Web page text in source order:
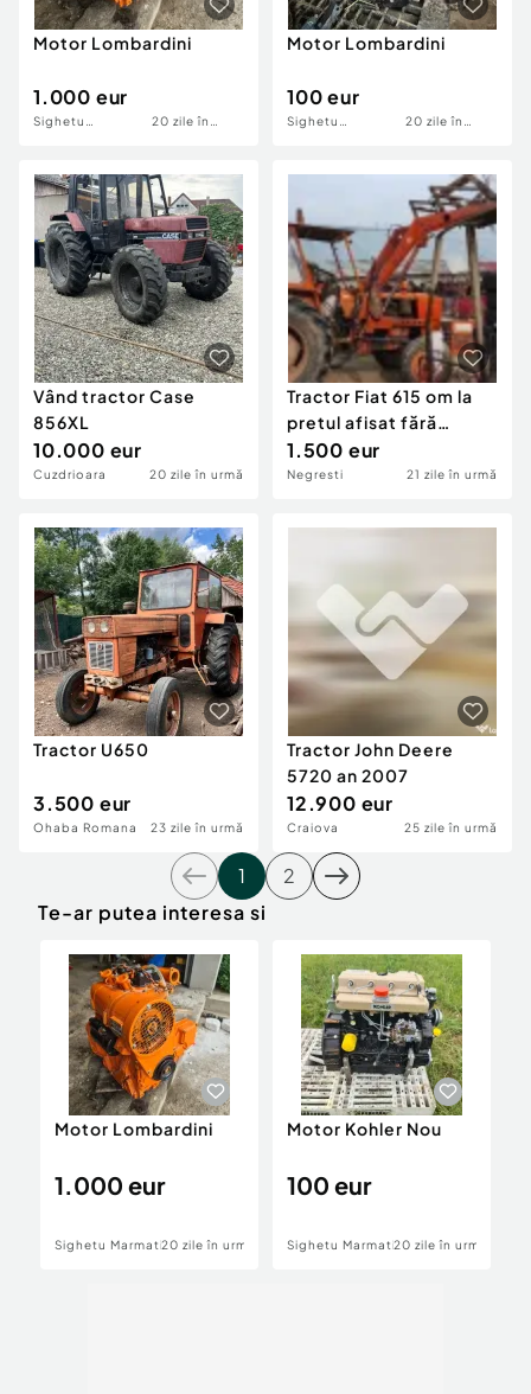
Motor Lombardini
1.000 eur
Sighetu
20 zile în
Motor Lombardini
100 eur
Sighetu
20 zile în
Vând tractor Case
856XL
10.000 eur
Cuzdrioara 20 zile în urmă
Tractor Fiat 615 om la
pretul afisat fără
incarcator
1.500 eur
Negresti 21 zile în urmă
Tractor U650
3.500 eur
Ohaba Romana 23 zile în urmă
Tractor John Deere
5720 an 2007
12.900 eur
Craiova 25 zile în urmă
1
2
Te-ar putea interesa si
Motor Lombardini
1.000 eur
Sighetu Marmatiei20 zile în urmă
Motor Kohler Nou
100 eur
Sighetu Marmatiei20 zile în urmă